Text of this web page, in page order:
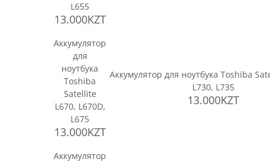
L655
13.000KZT
Аккумулятор
для
ноутбука
Toshiba
Satellite
L670, L670D,
L675
13.000KZT
Аккумулятор для ноутбука Toshiba
L730, L735
13.000KZT
Аккумулятор